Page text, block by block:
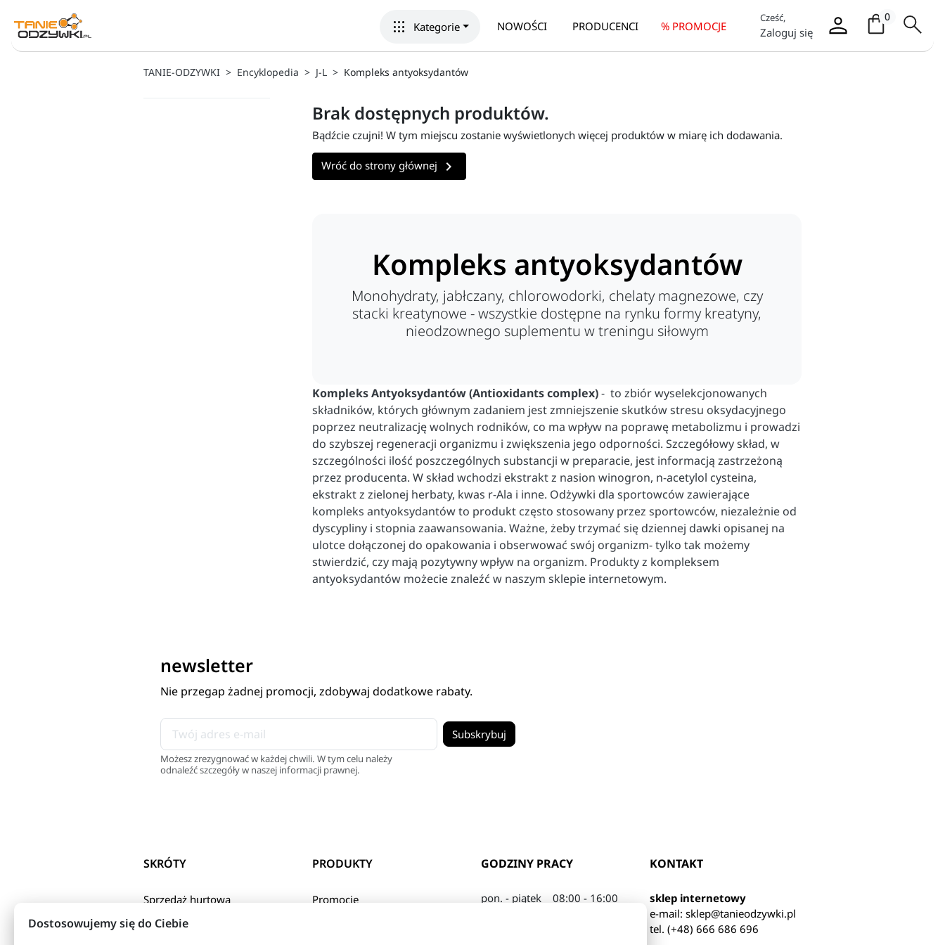
apps Kategorie NOWOŚCI PRODUCENCI % PROMOCJE
Cześć,
Zaloguj się
0Koszyk /
TANIE-ODZYWKI Encyklopedia J-L Kompleks antyoksydantów
Brak dostępnych produktów.
Bądźcie czujni! W tym miejscu zostanie wyświetlonych więcej produktów w miarę ich dodawania.
Wróć do strony głównej 
Kompleks antyoksydantów
Monohydraty, jabłczany, chlorowodorki, chelaty magnezowe, czy
stacki kreatynowe - wszystkie dostępne na rynku formy kreatyny,
nieodzownego suplementu w treningu siłowym
Kompleks Antyoksydantów (Antioxidants complex)- to zbiór wyselekcjonowanych
składników, których głównym zadaniem jest zmniejszenie skutków stresu oksydacyjnego
poprzez neutralizację wolnych rodników, co ma wpływ na poprawę metabolizmu i prowadzi
do szybszej regeneracji organizmu i zwiększenia jego odporności. Szczegółowy skład, w
szczególności ilość poszczególnych substancji w preparacie, jest informacją zastrzeżoną
przez producenta. W skład wchodzi ekstrakt z nasion winogron, n-acetylol cysteina,
ekstrakt z zielonej herbaty, kwas r-Ala i inne. Odżywki dla sportowców zawierające
kompleks antyoksydantów to produkt często stosowany przez sportowców, niezależnie od
dyscypliny i stopnia zaawansowania. Ważne, żeby trzymać się dziennej dawki opisanej na
ulotce dołączonej do opakowania i obserwować swój organizm- tylko tak możemy
stwierdzić, czy mają pozytywny wpływ na organizm. Produkty z kompleksem
antyoksydantów możecie znaleźć w naszym sklepie internetowym.
newsletter
Nie przegap żadnej promocji, zdobywaj dodatkowe rabaty.
Możesz zrezygnować w każdej chwili. W tym celu należy
odnaleźć szczegóły w naszej informacji prawnej.
SKRÓTY
Sprzedaż hurtowa
Polityka Prywatnosci
PRODUKTY
Promocje
GODZINY PRACY
pon. - piątek
08:00 - 16:00
KONTAKT
sklep internetowy
e-mail: sklep@tanieodzywki.pl
tel. (+48) 666 686 696
Dostosowujemy się do Ciebie